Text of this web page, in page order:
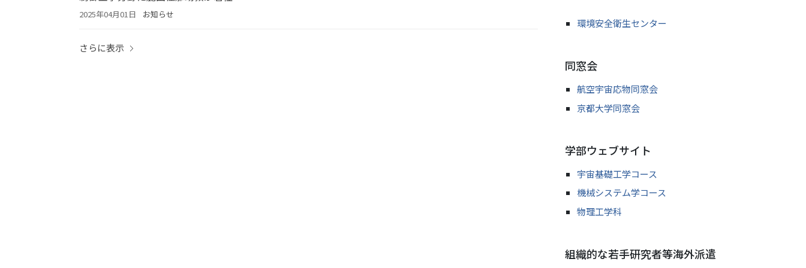
2025年04月01日 お知らせ
さらに表示
環境安全衛生センター
同窓会
航空宇宙応物同窓会
京都大学同窓会
学部ウェブサイト
宇宙基礎工学コース
機械システム学コース
物理工学科
組織的な若手研究者等海外派遣